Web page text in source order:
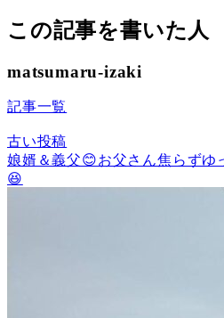
ー
この記事を書いた人
matsumaru-izaki
記事一覧
古い投稿
娘婿＆義父😊お父さん焦らず
😆